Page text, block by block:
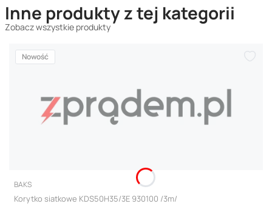
Inne produkty z tej kategorii
Zobacz wszystkie produkty
Nowość
PRODUCENT
BAKS
Korytko siatkowe KDS50H35/3E 930100 /3m/